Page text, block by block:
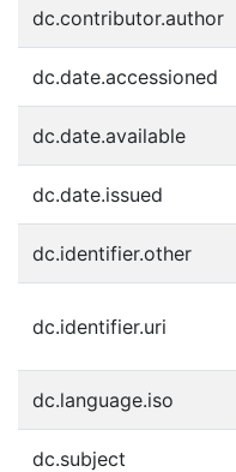
dc.contributor.author
dc.date.accessioned
dc.date.available
dc.date.issued
dc.identifier.other
dc.identifier.uri
dc.language.iso
dc.subject